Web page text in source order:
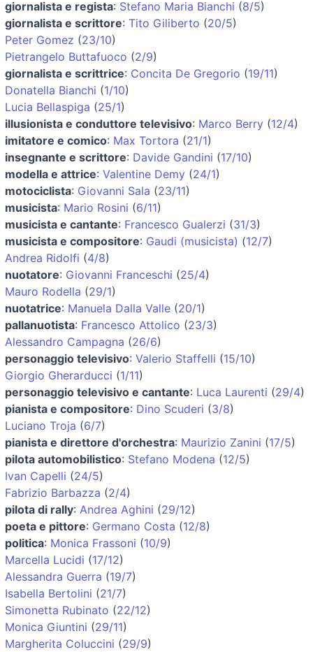
giornalista e regista: Stefano Maria Bianchi (8/5)
giornalista e scrittore: Tito Giliberto (20/5)
Peter Gomez (23/10)
Pietrangelo Buttafuoco (2/9)
giornalista e scrittrice: Concita De Gregorio (19/11)
Donatella Bianchi (1/10)
Lucia Bellaspiga (25/1)
illusionista e conduttore televisivo: Marco Berry (12/4)
imitatore e comico: Max Tortora (21/1)
insegnante e scrittore: Davide Gandini (17/10)
modella e attrice: Valentine Demy (24/1)
motociclista: Giovanni Sala (23/11)
musicista: Mario Rosini (6/11)
musicista e cantante: Francesco Gualerzi (31/3)
musicista e compositore: Gaudi (musicista) (12/7)
Andrea Ridolfi (4/8)
nuotatore: Giovanni Franceschi (25/4)
Mauro Rodella (29/1)
nuotatrice: Manuela Dalla Valle (20/1)
pallanuotista: Francesco Attolico (23/3)
Alessandro Campagna (26/6)
personaggio televisivo: Valerio Staffelli (15/10)
Giorgio Gherarducci (1/11)
personaggio televisivo e cantante: Luca Laurenti (29/4)
pianista e compositore: Dino Scuderi (3/8)
Luciano Troja (6/7)
pianista e direttore d'orchestra: Maurizio Zanini (17/5)
pilota automobilistico: Stefano Modena (12/5)
Ivan Capelli (24/5)
Fabrizio Barbazza (2/4)
pilota di rally: Andrea Aghini (29/12)
poeta e pittore: Germano Costa (12/8)
politica: Monica Frassoni (10/9)
Marcella Lucidi (17/12)
Alessandra Guerra (19/7)
Isabella Bertolini (21/7)
Simonetta Rubinato (22/12)
Monica Giuntini (29/11)
Margherita Coluccini (29/9)